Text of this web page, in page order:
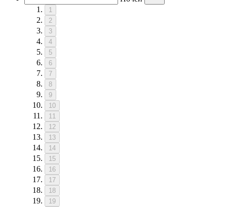
1
2
3
4
5
6
7
8
9
10
11
12
13
14
15
16
17
18
19